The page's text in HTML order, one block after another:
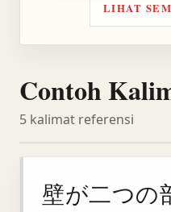
LIHAT
Contoh
5 kalimat referensi
壁が二つの